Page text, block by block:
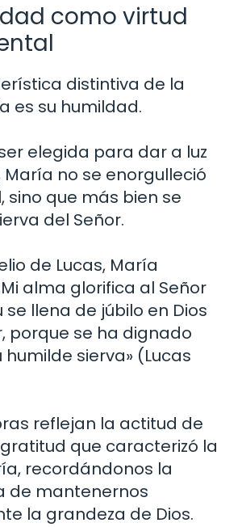
como virtud
distintiva de la
es su humildad.
elegida para dar a luz
María no se enorgulleció
sino que más bien se
del Señor.
de Lucas, María
alma glorifica al Señor
llena de júbilo en Dios
porque se ha dignado
humilde sierva» (Lucas
reflejan la actitud de
que caracterizó la
recordándonos la
de mantenernos
la grandeza de Dios.